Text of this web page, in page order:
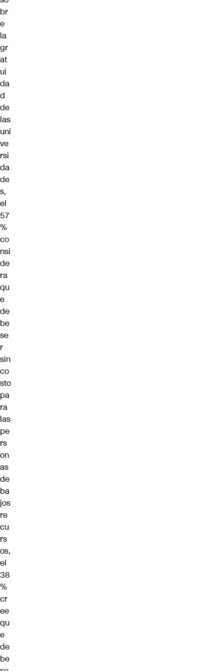
br
e
la
gr
at
ui
da
d
de
las
uni
ve
rsi
da
de
s,
el
57
%
co
nsi
de
ra
qu
e
de
be
se
r
sin
co
sto
pa
ra
las
pe
rs
on
as
de
ba
jos
re
cu
rs
os,
el
38
%
cr
ee
qu
e
de
be